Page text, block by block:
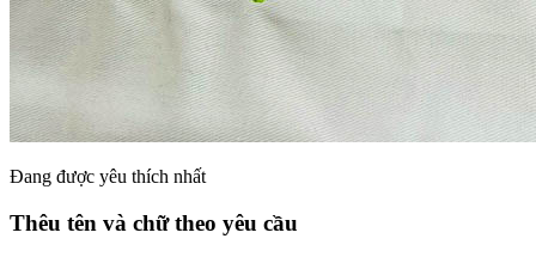
Đang được yêu thích nhất
Thêu tên và chữ theo yêu cầu